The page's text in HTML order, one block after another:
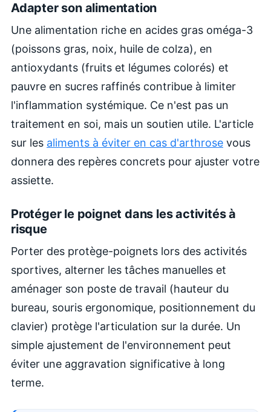
Adapter son alimentation
Une alimentation riche en acides gras oméga-3
(poissons gras, noix, huile de colza), en
antioxydants (fruits et légumes colorés) et
pauvre en sucres raffinés contribue à limiter
l'inflammation systémique. Ce n'est pas un
traitement en soi, mais un soutien utile. L'article
sur les aliments à éviter en cas d'arthrose vous
donnera des repères concrets pour ajuster votre
assiette.
Protéger le poignet dans les activités à
risque
Porter des protège-poignets lors des activités
sportives, alterner les tâches manuelles et
aménager son poste de travail (hauteur du
bureau, souris ergonomique, positionnement du
clavier) protège l'articulation sur la durée. Un
simple ajustement de l'environnement peut
éviter une aggravation significative à long
terme.